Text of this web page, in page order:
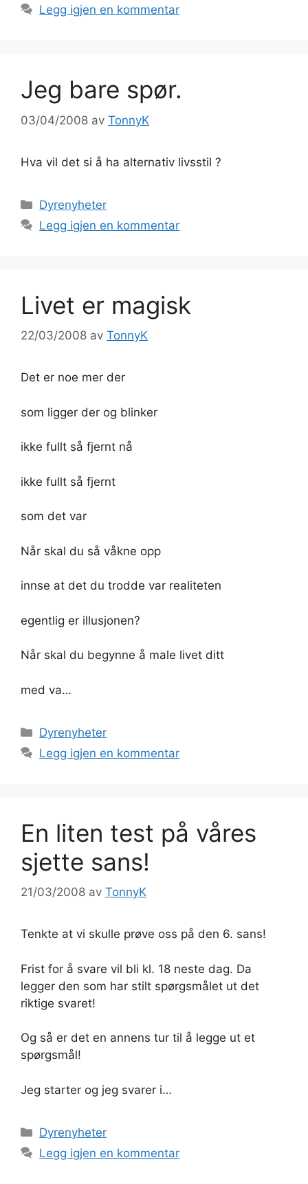
Legg igjen en kommentar
Jeg bare spør.
03/04/2008 av TonnyK
Hva vil det si å ha alternativ livsstil ?
Kategorier
Dyrenyheter
Legg igjen en kommentar
Livet er magisk
22/03/2008 av TonnyK
Det er noe mer der
som ligger der og blinker
ikke fullt så fjernt nå
ikke fullt så fjernt
som det var
Når skal du så våkne opp
innse at det du trodde var realiteten
egentlig er illusjonen?
Når skal du begynne å male livet ditt
med va…
Kategorier
Dyrenyheter
Legg igjen en kommentar
En liten test på våres
sjette sans!
21/03/2008 av TonnyK
Tenkte at vi skulle prøve oss på den 6. sans!
Frist for å svare vil bli kl. 18 neste dag. Da
legger den som har stilt spørgsmålet ut det
riktige svaret!
Og så er det en annens tur til å legge ut et
spørgsmål!
Jeg starter og jeg svarer i…
Kategorier
Dyrenyheter
Legg igjen en kommentar